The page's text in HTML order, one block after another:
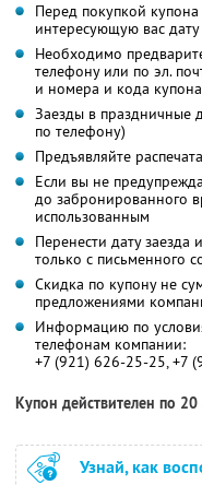
Перед покупкой
интересующую вас
Необходимо
телефону или по эл.
и номера и кода купона
Заезды в праздничные
по телефону)
Предъявляйте
Если вы не
до забронированного
использованным
Перенести дату
только с письменного
Скидка по купону не
предложениями
Информацию по
телефонам компании:
+7 (921) 626-25-25, +7
Купон действителен по
Узнай, как